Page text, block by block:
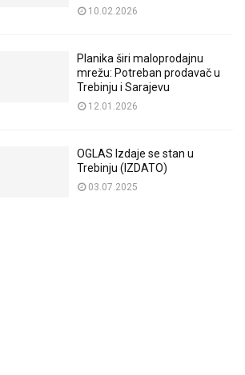
10.02.2026
Planika širi maloprodajnu
mrežu: Potreban prodavač u
Trebinju i Sarajevu
12.01.2026
OGLAS Izdaje se stan u
Trebinju (IZDATO)
03.07.2025